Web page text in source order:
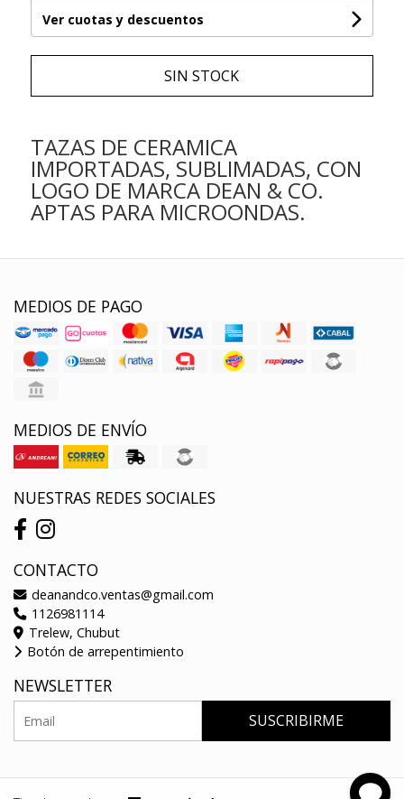
Ver cuotas y descuentos
SIN STOCK
TAZAS DE CERAMICA
IMPORTADAS, SUBLIMADAS, CON
LOGO DE MARCA DEAN & CO.
APTAS PARA MICROONDAS.
MEDIOS DE PAGO
MEDIOS DE ENVÍO
NUESTRAS REDES SOCIALES
CONTACTO
deanandco.ventas@gmail.com
1126981114
Trelew, Chubut
Botón de arrepentimiento
NEWSLETTER
SUSCRIBIRME